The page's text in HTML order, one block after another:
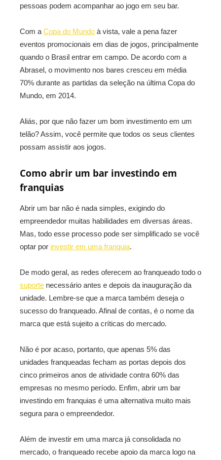
pessoas podem acompanhar ao jogo em seu bar.
Com a Copa do Mundo à vista, vale a pena fazer
eventos promocionais em dias de jogos, principalmente
quando o Brasil entrar em campo. De acordo com a
Abrasel, o movimento nos bares cresceu em média
70% durante as partidas da seleção na última Copa do
Mundo, em 2014.
Aliás, por que não fazer um bom investimento em um
telão? Assim, você permite que todos os seus clientes
possam assistir aos jogos.
Como abrir um bar investindo em
franquias
Abrir um bar não é nada simples, exigindo do
empreendedor muitas habilidades em diversas áreas.
Mas, todo esse processo pode ser simplificado se você
optar por investir em uma franquia.
De modo geral, as redes oferecem ao franqueado todo o
suporte necessário antes e depois da inauguração da
unidade. Lembre-se que a marca também deseja o
sucesso do franqueado. Afinal de contas, é o nome da
marca que está sujeito a críticas do mercado.
Não é por acaso, portanto, que apenas 5% das
unidades franqueadas fecham as portas depois dos
cinco primeiros anos de atividade contra 60% das
empresas no mesmo período. Enfim, abrir um bar
investindo em franquias é uma alternativa muito mais
segura para o empreendedor.
Além de investir em uma marca já consolidada no
mercado, o franqueado recebe apoio da marca logo na